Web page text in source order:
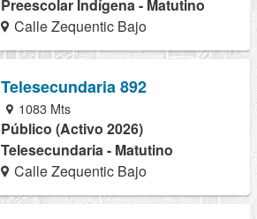
Preescolar Indígena - Matutino
Calle Zequentic Bajo
Telesecundaria 892
1083 Mts
Público (Activo 2026)
Telesecundaria - Matutino
Calle Zequentic Bajo